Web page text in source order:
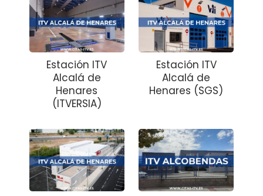
Estación ITV
Alcalá de
Henares
(ITVERSIA)
Estación ITV
Alcalá de
Henares (SGS)